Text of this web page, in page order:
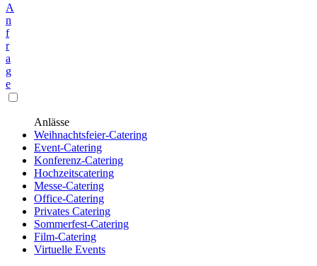
A
n
f
r
a
g
e
Anlässe
Weihnachtsfeier-Catering
Event-Catering
Konferenz-Catering
Hochzeitscatering
Messe-Catering
Office-Catering
Privates Catering
Sommerfest-Catering
Film-Catering
Virtuelle Events